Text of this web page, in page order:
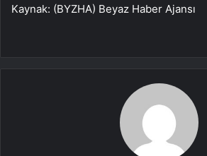
Kaynak: (BYZHA) Beyaz Haber Ajansı